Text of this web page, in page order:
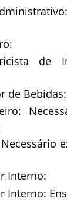
de
de
Interno:
Interno: